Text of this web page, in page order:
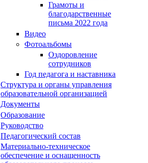
Грамоты и
благодарственные
письма 2022 года
Видео
Фотоальбомы
Оздоровление
сотрудников
Год педагога и наставника
Структура и органы управления
образовательной организацией
Документы
Образование
Руководство
Педагогический состав
Материально-техническое
обеспечение и оснащенность